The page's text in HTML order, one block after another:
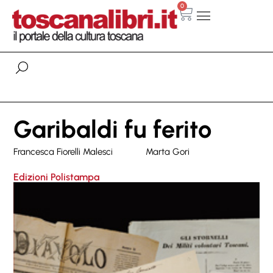
0
Garibaldi fu ferito
Francesca Fiorelli Malesci Marta Gori
Edizioni Polistampa